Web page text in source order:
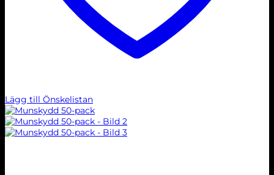
Lägg till Önskelistan